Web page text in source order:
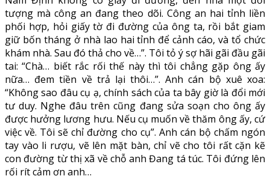
tượng mà công an đang theo dõi. Công an hai tỉnh liền
phối hợp, hỏi giấy tờ đi đường của ông ta, rồi bắt giam
giữ bốn tháng ở nhà lao hai tỉnh để cảnh cáo, và tổ chức
khám nhà. Sau đó thả cho về…”. Tôi tỏ ý sợ hãi gãi đầu gãi
tai: “Chà… biết rắc rối thế này thì tôi chẳng gặp ông ấy
nữa… đem tiền về trả lại thôi…”. Anh cán bộ xuê xoa:
“Không sao đâu cụ ạ, chính sách của ta bây giờ là đổi mới
tư duy. Nghe đâu trên cũng đang sửa soạn cho ông ấy
được hưởng lương hưu. Nếu cụ muốn về thăm ông ấy, cứ
việc về. Tôi sẽ chỉ đường cho cụ”. Anh cán bộ chấm ngón
tay vào li rượu, vẽ lên mặt bàn, chỉ vẽ cho tôi rất cặn kẽ
con đường từ thị xã về chỗ anh Đang tá túc. Tôi đứng lên
rối rít cảm ơn anh…